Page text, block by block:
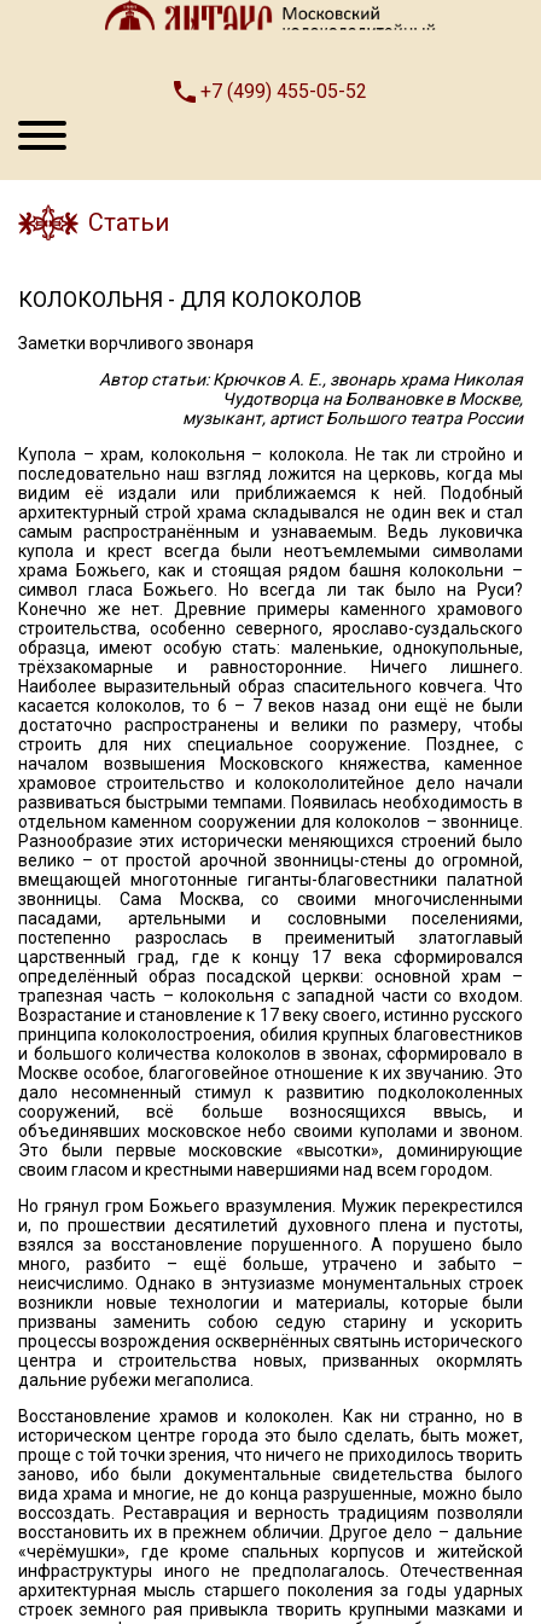
+7 (499) 455-05-52
Статьи
КОЛОКОЛЬНЯ - ДЛЯ КОЛОКОЛОВ
Заметки ворчливого звонаря
Автор статьи: Крючков А. Е., звонарь храма Николая
Чудотворца на Болвановке в Москве,
музыкант, артист Большого театра России
Купола – храм, колокольня – колокола. Не так ли стройно и
последовательно наш взгляд ложится на церковь, когда мы
видим её издали или приближаемся к ней. Подобный
архитектурный строй храма складывался не один век и стал
самым распространённым и узнаваемым. Ведь луковичка
купола и крест всегда были неотъемлемыми символами
храма Божьего, как и стоящая рядом башня колокольни –
символ гласа Божьего. Но всегда ли так было на Руси?
Конечно же нет. Древние примеры каменного храмового
строительства, особенно северного, ярославо-суздальского
образца, имеют особую стать: маленькие, однокупольные,
трёхзакомарные и равносторонние. Ничего лишнего.
Наиболее выразительный образ спасительного ковчега. Что
касается колоколов, то 6 – 7 веков назад они ещё не были
достаточно распространены и велики по размеру, чтобы
строить для них специальное сооружение. Позднее, с
началом возвышения Московского княжества, каменное
храмовое строительство и колокололитейное дело начали
развиваться быстрыми темпами. Появилась необходимость в
отдельном каменном сооружении для колоколов – звоннице.
Разнообразие этих исторически меняющихся строений было
велико – от простой арочной звонницы-стены до огромной,
вмещающей многотонные гиганты-благовестники палатной
звонницы. Сама Москва, со своими многочисленными
пасадами, артельными и сословными поселениями,
постепенно разрослась в преименитый златоглавый
царственный град, где к концу 17 века сформировался
определённый образ посадской церкви: основной храм –
трапезная часть – колокольня с западной части со входом.
Возрастание и становление к 17 веку своего, истинно русского
принципа колоколостроения, обилия крупных благовестников
и большого количества колоколов в звонах, сформировало в
Москве особое, благоговейное отношение к их звучанию. Это
дало несомненный стимул к развитию подколоколенных
сооружений, всё больше возносящихся ввысь, и
объединявших московское небо своими куполами и звоном.
Это были первые московские «высотки», доминирующие
своим гласом и крестными навершиями над всем городом.
Но грянул гром Божьего вразумления. Мужик перекрестился
и, по прошествии десятилетий духовного плена и пустоты,
взялся за восстановление порушенного. А порушено было
много, разбито – ещё больше, утрачено и забыто –
неисчислимо. Однако в энтузиазме монументальных строек
возникли новые технологии и материалы, которые были
призваны заменить собою седую старину и ускорить
процессы возрождения осквернённых святынь исторического
центра и строительства новых, призванных окормлять
дальние рубежи мегаполиса.
Восстановление храмов и колоколен. Как ни странно, но в
историческом центре города это было сделать, быть может,
проще с той точки зрения, что ничего не приходилось творить
заново, ибо были документальные свидетельства былого
вида храма и многие, не до конца разрушенные, можно было
воссоздать. Реставрация и верность традициям позволяли
восстановить их в прежнем обличии. Другое дело – дальние
«черёмушки», где кроме спальных корпусов и житейской
инфраструктуры иного не предполагалось. Отечественная
архитектурная мысль старшего поколения за годы ударных
строек земного рая привыкла творить крупными мазками и